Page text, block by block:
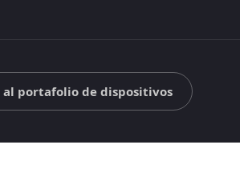
al portafolio de dispositivos